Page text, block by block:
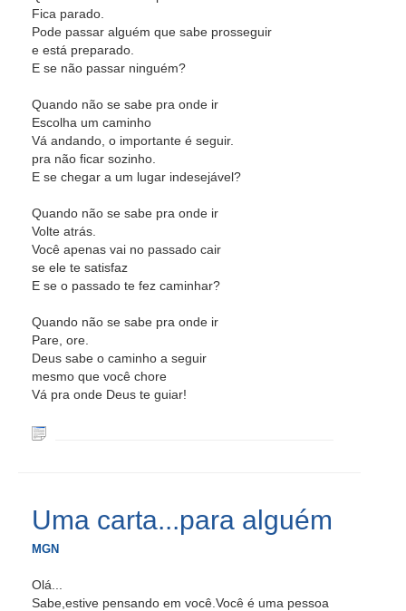
Fica parado.
Pode passar alguém que sabe prosseguir
e está preparado.
E se não passar ninguém?
Quando não se sabe pra onde ir
Escolha um caminho
Vá andando, o importante é seguir.
pra não ficar sozinho.
E se chegar a um lugar indesejável?
Quando não se sabe pra onde ir
Volte atrás.
Você apenas vai no passado cair
se ele te satisfaz
E se o passado te fez caminhar?
Quando não se sabe pra onde ir
Pare, ore.
Deus sabe o caminho a seguir
mesmo que você chore
Vá pra onde Deus te guiar!
Uma carta...para alguém
MGN
Olá...
Sabe,estive pensando em você.Você é uma pessoa